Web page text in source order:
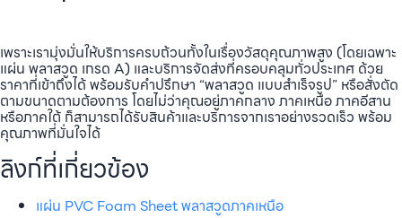
เพราะเรามุ่งมั่นให้บริการครบถ้วนทั้งในเรื่องวัสดุคุณภาพสูง (โดยเฉพาะ
แผ่น พลาสวูด เกรด A) และบริการจัดส่งที่ครอบคลุมทั่วประเทศ ด้วย
ราคาที่เข้าถึงได้ พร้อมรับคำปรึกษา “พลาสวูด แบบสำเร็จรูป” หรือสั่งตัด
ตามขนาดตามต้องการ โดยไม่ว่าคุณอยู่ภาคกลาง ภาคเหนือ ภาคอีสาน
หรือภาคใต้ ก็สามารถได้รับสินค้าและบริการจากเราอย่างรวดเร็ว พร้อม
คุณภาพที่มั่นใจได้
ลิงก์ที่เกี่ยวข้อง
แผ่น PVC Foam Sheet พลาสวูดภาคเหนือ